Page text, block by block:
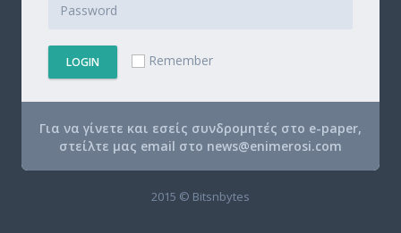
LOGIN Remember
Για να γίνετε και εσείς συνδρομητές στο e-paper,
στείλτε μας email στο news@enimerosi.com
2015 © Bitsnbytes